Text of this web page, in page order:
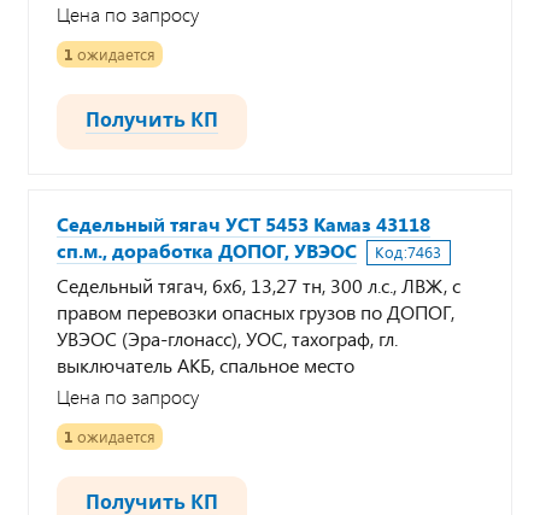
Цена по запросу
1 ожидается
Получить КП
Седельный тягач УСТ 5453 Камаз 43118
сп.м., доработка ДОПОГ, УВЭОС
Код:7463
Седельный тягач, 6х6, 13,27 тн, 300 л.с., ЛВЖ, с
правом перевозки опасных грузов по ДОПОГ,
УВЭОС (Эра-глонасс), УОС, тахограф, гл.
выключатель АКБ, спальное место
Цена по запросу
1 ожидается
Получить КП